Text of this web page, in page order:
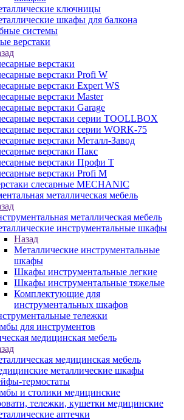
ключницы
шкафы для балкона
системы
верстаки
верстаки
верстаки Profi W
верстаки Expert WS
верстаки Master
верстаки Garage
верстаки серии TOOLLBOX
верстаки серии WORK-75
верстаки Металл-Завод
верстаки Пакс
верстаки Профи Т
верстаки Profi M
слесарные MECHANIC
металлическая мебель
металлическая мебель
инструментальные шкафы
Назад
Металлические инструментальные
шкафы
Шкафы инструментальные легкие
Шкафы инструментальные тяжелые
Комплектующие для
инструментальных шкафов
тележки
для инструментов
медицинская мебель
медицинская мебель
металлические шкафы
термостаты
и столики медицинские
тележки, кушетки медицинские
аптечки